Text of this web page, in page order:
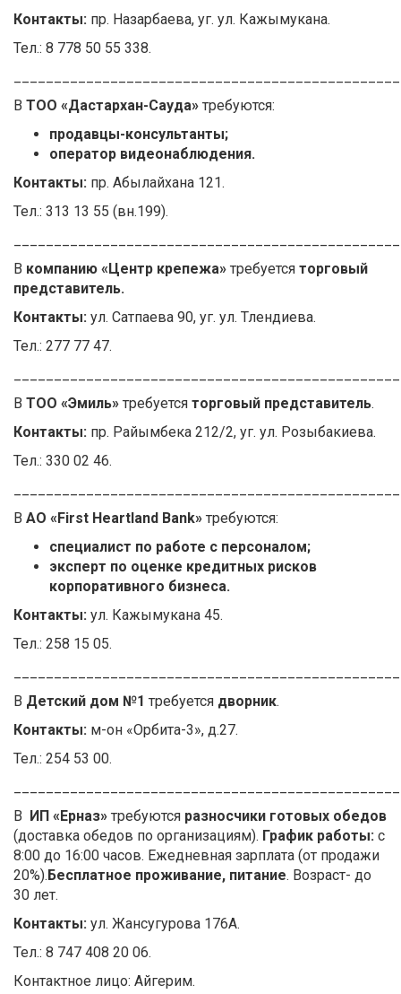
Контакты: пр. Назарбаева, уг. ул. Кажымукана.
Тел.: 8 778 50 55 338.
В ТОО «Дастархан-Сауда» требуются:
продавцы-консультанты;
оператор видеонаблюдения.
Контакты: пр. Абылайхана 121.
Тел.: 313 13 55 (вн.199).
В компанию «Центр крепежа» требуется торговый
представитель.
Контакты: ул. Сатпаева 90, уг. ул. Тлендиева.
Тел.: 277 77 47.
В ТОО «Эмиль» требуется торговый представитель.
Контакты: пр. Райымбека 212/2, уг. ул. Розыбакиева.
Тел.: 330 02 46.
В АО «First Heartland Bank» требуются:
специалист по работе с персоналом;
эксперт по оценке кредитных рисков
корпоративного бизнеса.
Контакты: ул. Кажымукана 45.
Тел.: 258 15 05.
В Детский дом №1 требуется дворник.
Контакты: м-он «Орбита-3», д.27.
Тел.: 254 53 00.
В ИП «Ерназ» требуются разносчики готовых обедов
(доставка обедов по организациям). График работы: с
8:00 до 16:00 часов. Ежедневная зарплата (от продажи
20%).Бесплатное проживание, питание. Возраст- до
30 лет.
Контакты: ул. Жансугурова 176А.
Тел.: 8 747 408 20 06.
Контактное лицо: Айгерим.